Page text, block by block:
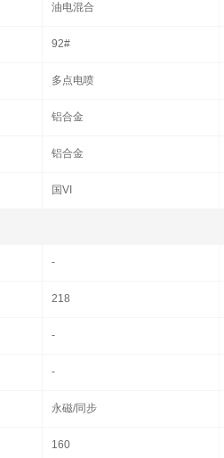
油电混合
92#
多点电喷
铝合金
铝合金
国VI
-
218
-
-
永磁/同步
160